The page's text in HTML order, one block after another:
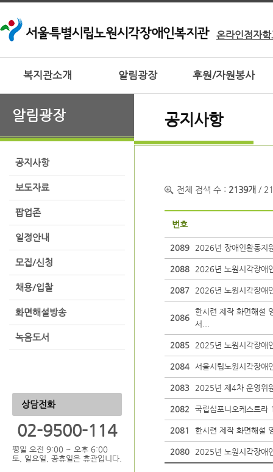
온라인점자
복지관소개 알림광장 후원/자원봉사
알림광장
공지사항
보도자료
팝업존
일정안내
모집/신청
채용/입찰
화면해설방송
녹음도서
상담전화
02-9500-114
평일 오전 9:00 ~ 오후 6:00
토, 일요일, 공휴일은 휴관입니다.
공지사항
전체 검색 수 : 2139개 /
번호
2089 2026년 장애인활동지
2088 2026년 노원시각장애
2087 2026년 노원시각장애
2086
한시련 제작 화면해설
서...
2085 2025년 노원시각장애
2084 서울시립노원시각장애
2083 2025년 제4차 운영위
2082 국립심포니오케스트라
2081 한시련 제작 화면해설
2080 2025년 노원시각장애